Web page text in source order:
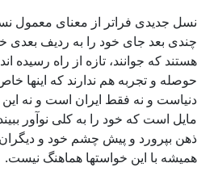
نسل جدیدی فراتر از معنای معمول
چندی بعد جای خود را به ردیف بعدی
هستند که جوانند، تازه از راه رسیده
حوصله و تجربه هم ندارند که اینها
دنیاست و نه فقط ایران است و نه
مایل است که خود را به کلی نوآور
ذهن بپرورد و پیش چشم خود و
همیشه با این خواستها هماهنگ نیست.